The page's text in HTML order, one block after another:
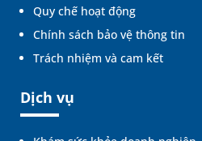
Quy chế hoạt động
Chính sách bảo vệ thông tin
Trách nhiệm và cam kết
Dịch vụ